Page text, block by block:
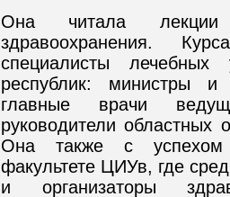
Она читала лекции
здравоохранения.
специалисты лечебных
республик: министры и
главные врачи
руководители областных
Она также с успехом
факультете ЦИУв, где
и организаторы